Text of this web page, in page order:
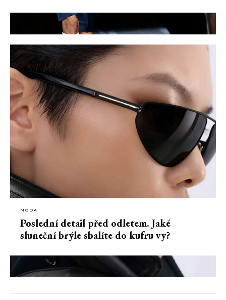
MÓDA
Poslední detail před odletem. Jaké
sluneční brýle sbalíte do kufru vy?